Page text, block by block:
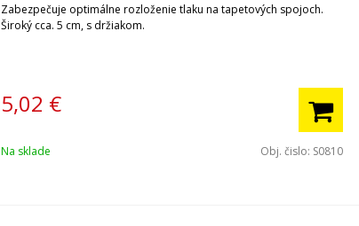
Zabezpečuje optimálne rozloženie tlaku na tapetových spojoch.
Široký cca. 5 cm, s držiakom.
5,02 €
Na sklade Obj. čislo: S0810